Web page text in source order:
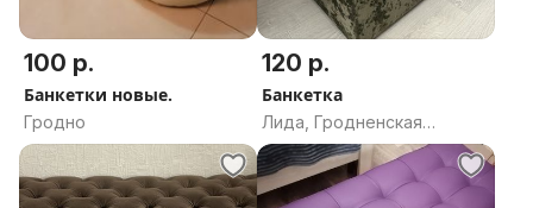
100 р.
Банкетки новые.
Гродно
120 р.
Банкетка
Лида, Гродненская
область